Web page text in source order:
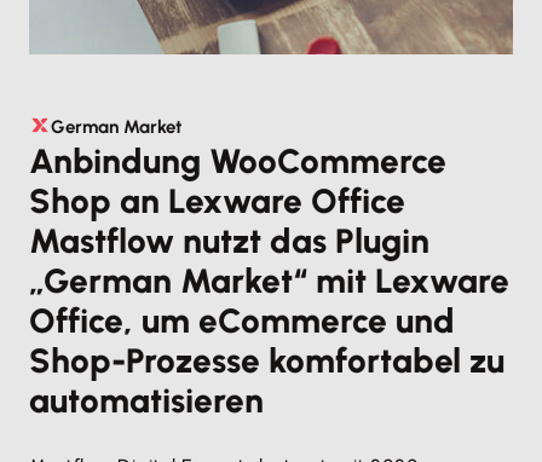
German Market
Anbindung WooCommerce
Shop an Lexware Office
Mastflow nutzt das Plugin
„German Market“ mit Lexware
Office, um eCommerce und
Shop-Prozesse komfortabel zu
automatisieren